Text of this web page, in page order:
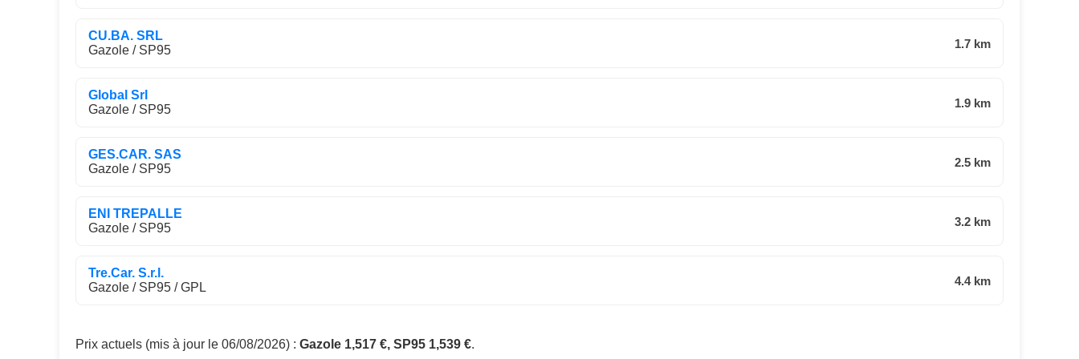
CU.BA. SRL
Gazole / SP95
1.7 km
Global Srl
Gazole / SP95
1.9 km
GES.CAR. SAS
Gazole / SP95
2.5 km
ENI TREPALLE
Gazole / SP95
3.2 km
Tre.Car. S.r.l.
Gazole / SP95 / GPL
4.4 km
Prix actuels (mis à jour le 06/08/2026) :Gazole 1,517 €, SP95 1,539 €.